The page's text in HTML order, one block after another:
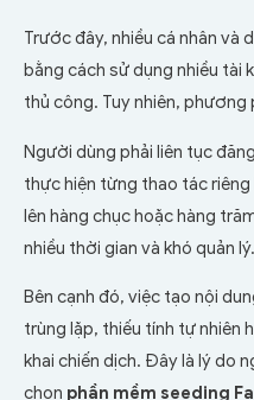
Trước đây, nhiều cá nhân và
bằng cách sử dụng nhiều tài
thủ công. Tuy nhiên, phương
Người dùng phải liên tục
thực hiện từng thao tác
lên hàng chục hoặc hàng
nhiều thời gian và khó quản lý.
Bên cạnh đó, việc tạo nội
trùng lặp, thiếu tính tự nhiên
khai chiến dịch. Đây là lý do
chọn phần mềm seeding